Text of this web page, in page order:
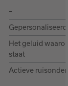
–
Het geluid
staat
Actieve